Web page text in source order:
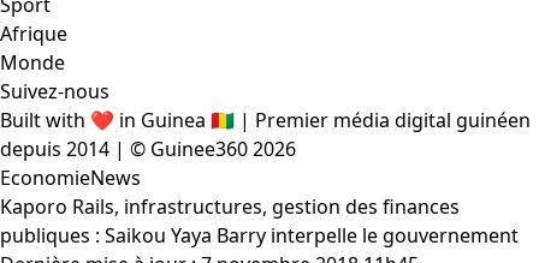
Afrique
Monde
Suivez-nous
Built with ❤️ in Guinea 🇬🇳 | Premier média digital guinéen
depuis 2014 | © Guinee360 2026
EconomieNews
Kaporo Rails, infrastructures, gestion des finances
publiques : Saikou Yaya Barry interpelle le gouvernement